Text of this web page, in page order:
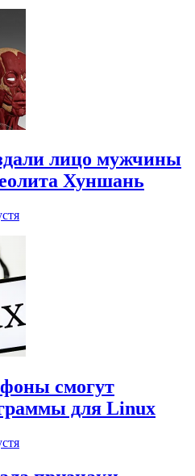
лицо мужчины
Хуншань
смогут
для Linux